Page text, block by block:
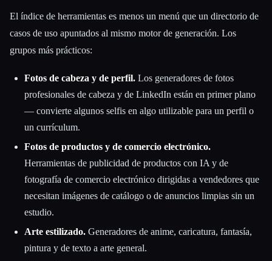
El índice de herramientas es menos un menú que un directorio de
casos de uso apuntados al mismo motor de generación. Los
grupos más prácticos:
Fotos de cabeza y de perfil. Los generadores de fotos
profesionales de cabeza y de LinkedIn están en primer plano
— convierte algunos selfis en algo utilizable para un perfil o
un currículum.
Fotos de productos y de comercio electrónico.
Herramientas de publicidad de productos con IA y de
fotografía de comercio electrónico dirigidas a vendedores que
necesitan imágenes de catálogo o de anuncios limpias sin un
estudio.
Arte estilizado. Generadores de anime, caricatura, fantasía,
pintura y de texto a arte general.